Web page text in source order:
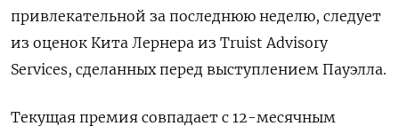
привлекательной за последнюю неделю, следует
из оценок Кита Лернера из Truist Advisory
Services, сделанных перед выступлением Пауэлла.
Текущая премия совпадает с 12-месячным